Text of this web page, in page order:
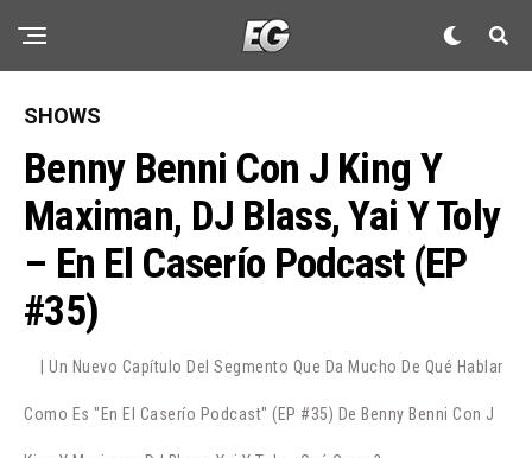
SHOWS
Benny Benni Con J King Y
Maximan, DJ Blass, Yai Y Toly
– En El Caserío Podcast (EP
#35)
| Un Nuevo Capítulo Del Segmento Que Da Mucho De Qué Hablar
Como Es "En El Caserío Podcast" (EP #35) De Benny Benni Con J